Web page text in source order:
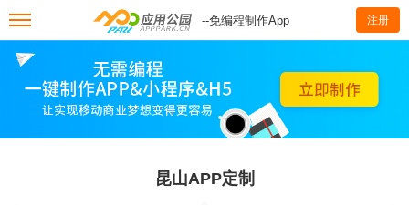
--免编程制作App 注册
昆山APP定制